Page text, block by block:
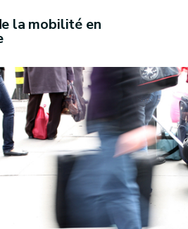
la mobilité en